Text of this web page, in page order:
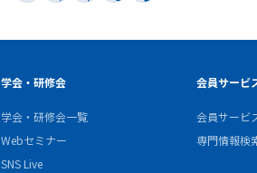
学会・研修会
学会・研修会一覧
Webセミナー
SNS Live
会員サービ
会員サービ
専門情報検